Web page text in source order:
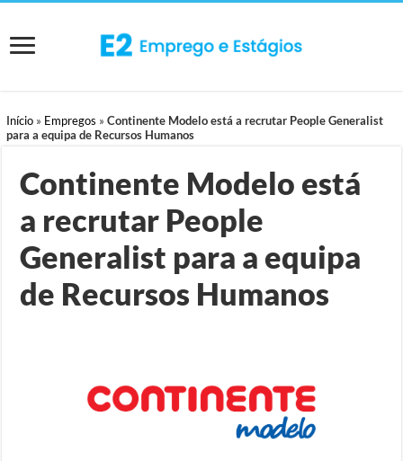
Início » Empregos »Continente Modelo está a recrutar People Generalist
para a equipa de Recursos Humanos
Continente Modelo está
a recrutar People
Generalist para a equipa
de Recursos Humanos